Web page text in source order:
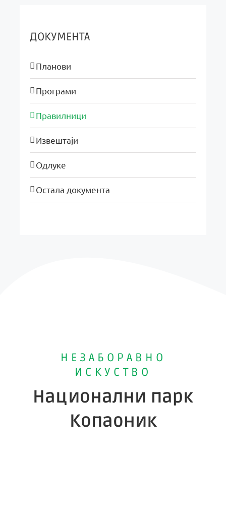
ДОКУМЕНТА
Планови
Програми
Правилници
Извештаји
Одлуке
Остала документа
НЕЗАБОРАВНО
ИСКУСТВО
Национални парк
Копаоник